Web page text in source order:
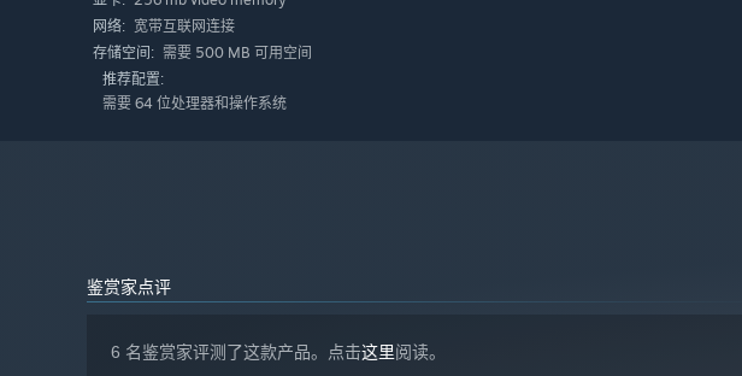
网络: 宽带互联网连接
存储空间: 需要 500 MB 可用空间
推荐配置:
需要 64 位处理器和操作系统
鉴赏家点评
6 名鉴赏家评测了这款产品。点击这里阅读。